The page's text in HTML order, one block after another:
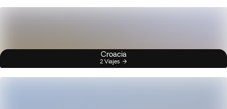
Croacia
2 Viajes